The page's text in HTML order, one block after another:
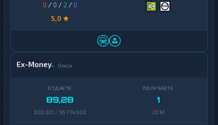
0 / 0 / 2 /0
5,0 ★
Ex-Money Омск
89,28
800 001 / 36 774 000
1
20 M